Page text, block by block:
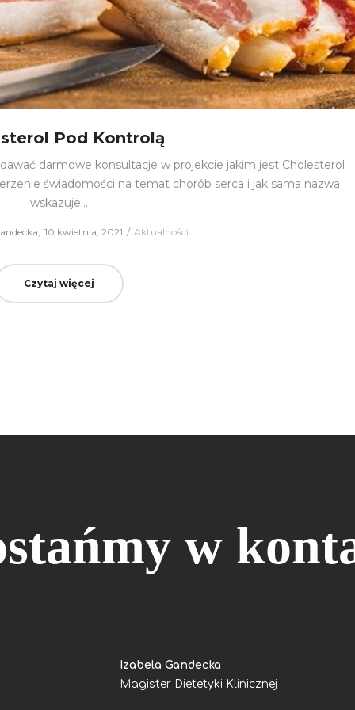
Pod Kontrolą
darmowe konsultacje w projekcie jakim jest Cholesterol
świadomości na temat chorób serca i jak sama nazwa
wskazuje…
Posted
10 kwietnia, 2021
Posted
Aktualności
Czytaj więcej
w
Izabela Gandecka
Magister Dietetyki Klinicznej